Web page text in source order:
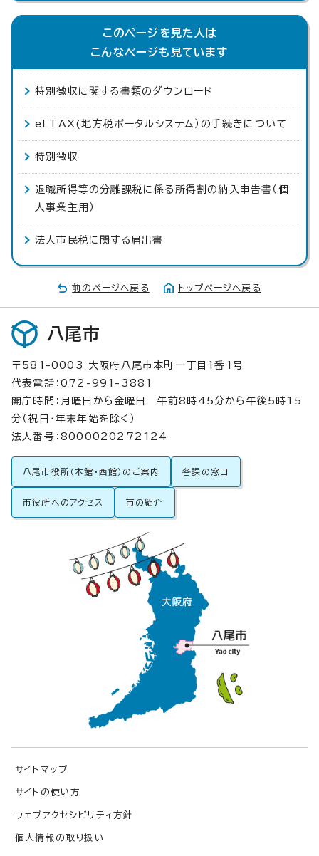
このページを見た人は
こんなページも見ています
特別徴収に関する書類のダウンロード
eLTAX(地方税ポータルシステム）の手続きについて
特別徴収
退職所得等の分離課税に係る所得割の納入申告書（個
人事業主用）
法人市民税に関する届出書
前のページへ戻る トップページへ戻る
八尾市
〒581-0003 大阪府八尾市本町一丁目1番1号
代表電話：072-991-3881
開庁時間：月曜日から金曜日 午前8時45分から午後5時15
分（祝日・年末年始を除く）
法人番号：8000020272124
八尾市役所（本館・西館）のご案内 各課の窓口
市役所へのアクセス 市の紹介
サイトマップ
サイトの使い方
ウェブアクセシビリティ方針
個人情報の取り扱い